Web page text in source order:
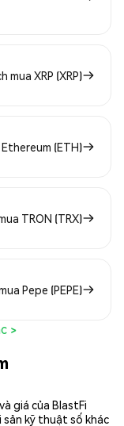
mua XRP (XRP)
(ETH)
TRON (TRX)
Pepe (PEPE)
>
giá của BlastFi
sản kỹ thuật số khác